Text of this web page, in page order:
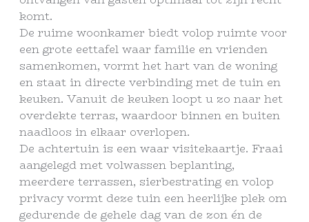
komt.
De ruime woonkamer biedt volop ruimte voor
een grote eettafel waar familie en vrienden
samenkomen, vormt het hart van de woning
en staat in directe verbinding met de tuin en
keuken. Vanuit de keuken loopt u zo naar het
overdekte terras, waardoor binnen en buiten
naadloos in elkaar overlopen.
De achtertuin is een waar visitekaartje. Fraai
aangelegd met volwassen beplanting,
meerdere terrassen, sierbestrating en volop
privacy vormt deze tuin een heerlijke plek om
gedurende de gehele dag van de zon én de